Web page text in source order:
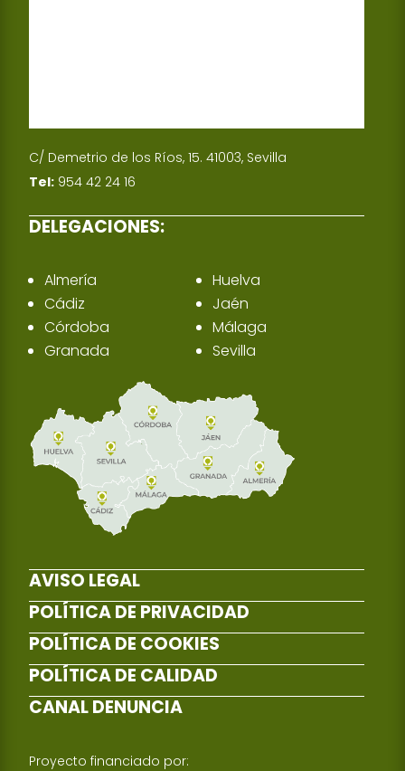
C/ Demetrio de los Ríos, 15. 41003, Sevilla
Tel: 954 42 24 16
DELEGACIONES:
Almería
Cádiz
Córdoba
Granada
Huelva
Jaén
Málaga
Sevilla
AVISO LEGAL
POLÍTICA DE PRIVACIDAD
POLÍTICA DE COOKIES
POLÍTICA DE CALIDAD
CANAL DENUNCIA
Proyecto financiado por: